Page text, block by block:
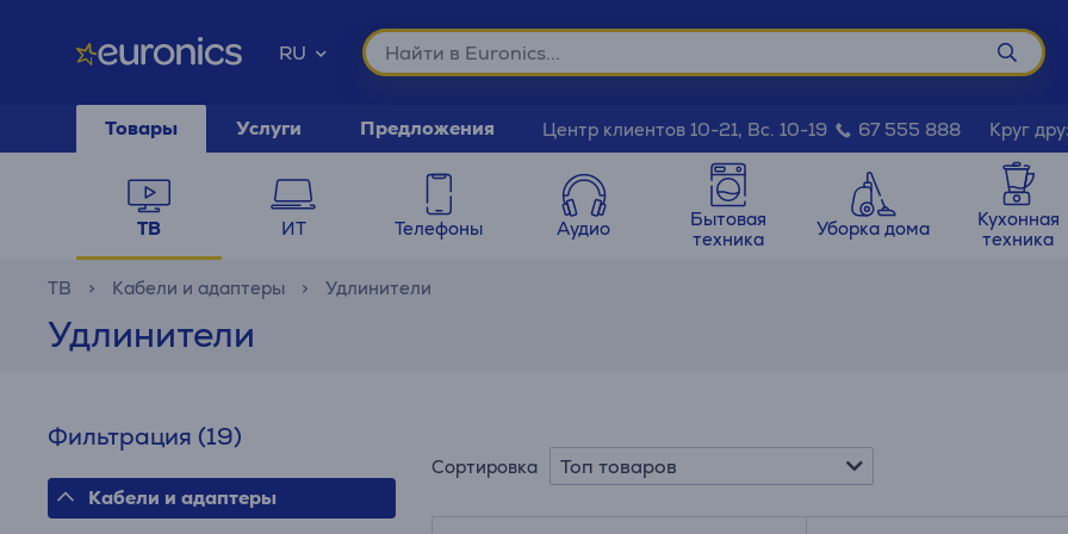
RU
Товары Услуги Предложения Центр клиентов 10-21, Вс. 10-19 67 555 888 Круг
ТВ ИТ Телефоны Аудио
Бытовая
техника
Уборка дома
Кухонная
техника
ТВ Кабели и адаптеры Удлинители
Удлинители
Фильтрация (19)
Кабели и адаптеры
Сортировка Топ товаров